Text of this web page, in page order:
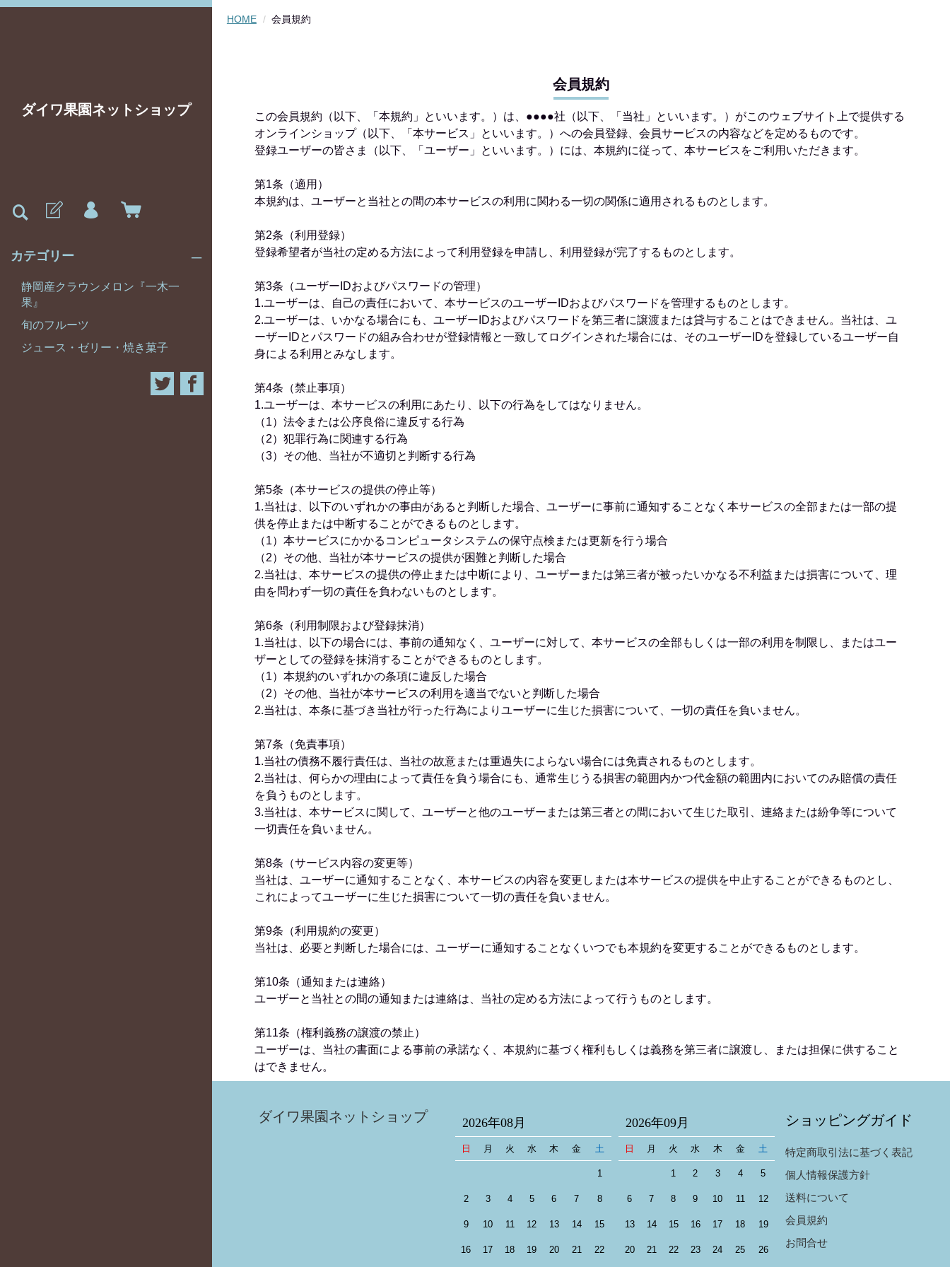
ダイワ果園ネットショップ
カテゴリー
静岡産クラウンメロン『一木一
果』
旬のフルーツ
ジュース・ゼリー・焼き菓子
HOME 会員規約
会員規約
この会員規約（以下、「本規約」といいます。）は、●●●●社（以下、「当社」といいます。）がこのウェブサイト上で提供する
オンラインショップ（以下、「本サービス」といいます。）への会員登録、会員サービスの内容などを定めるものです。
登録ユーザーの皆さま（以下、「ユーザー」といいます。）には、本規約に従って、本サービスをご利用いただきます。
第1条（適用）
本規約は、ユーザーと当社との間の本サービスの利用に関わる一切の関係に適用されるものとします。
第2条（利用登録）
登録希望者が当社の定める方法によって利用登録を申請し、利用登録が完了するものとします。
第3条（ユーザーIDおよびパスワードの管理）
1.ユーザーは、自己の責任において、本サービスのユーザーIDおよびパスワードを管理するものとします。
2.ユーザーは、いかなる場合にも、ユーザーIDおよびパスワードを第三者に譲渡または貸与することはできません。当社は、ユ
ーザーIDとパスワードの組み合わせが登録情報と一致してログインされた場合には、そのユーザーIDを登録しているユーザー自
身による利用とみなします。
第4条（禁止事項）
1.ユーザーは、本サービスの利用にあたり、以下の行為をしてはなりません。
（1）法令または公序良俗に違反する行為
（2）犯罪行為に関連する行為
（3）その他、当社が不適切と判断する行為
第5条（本サービスの提供の停止等）
1.当社は、以下のいずれかの事由があると判断した場合、ユーザーに事前に通知することなく本サービスの全部または一部の提
供を停止または中断することができるものとします。
（1）本サービスにかかるコンピュータシステムの保守点検または更新を行う場合
（2）その他、当社が本サービスの提供が困難と判断した場合
2.当社は、本サービスの提供の停止または中断により、ユーザーまたは第三者が被ったいかなる不利益または損害について、理
由を問わず一切の責任を負わないものとします。
第6条（利用制限および登録抹消）
1.当社は、以下の場合には、事前の通知なく、ユーザーに対して、本サービスの全部もしくは一部の利用を制限し、またはユー
ザーとしての登録を抹消することができるものとします。
（1）本規約のいずれかの条項に違反した場合
（2）その他、当社が本サービスの利用を適当でないと判断した場合
2.当社は、本条に基づき当社が行った行為によりユーザーに生じた損害について、一切の責任を負いません。
第7条（免責事項）
1.当社の債務不履行責任は、当社の故意または重過失によらない場合には免責されるものとします。
2.当社は、何らかの理由によって責任を負う場合にも、通常生じうる損害の範囲内かつ代金額の範囲内においてのみ賠償の責任
を負うものとします。
3.当社は、本サービスに関して、ユーザーと他のユーザーまたは第三者との間において生じた取引、連絡または紛争等について
一切責任を負いません。
第8条（サービス内容の変更等）
当社は、ユーザーに通知することなく、本サービスの内容を変更しまたは本サービスの提供を中止することができるものとし、
これによってユーザーに生じた損害について一切の責任を負いません。
第9条（利用規約の変更）
当社は、必要と判断した場合には、ユーザーに通知することなくいつでも本規約を変更することができるものとします。
第10条（通知または連絡）
ユーザーと当社との間の通知または連絡は、当社の定める方法によって行うものとします。
第11条（権利義務の譲渡の禁止）
ユーザーは、当社の書面による事前の承諾なく、本規約に基づく権利もしくは義務を第三者に譲渡し、または担保に供すること
はできません。
ダイワ果園ネットショップ 2026年08月
日 月 火 水 木 金 土
1
2 3 4 5 6 7 8
9 10 11 12 13 14 15
16 17 18 19 20 21 22
2026年09月
日 月 火 水 木 金 土
1 2 3 4 5
6 7 8 9 10 11 12
13 14 15 16 17 18 19
20 21 22 23 24 25 26
ショッピングガイド
特定商取引法に基づく表記
個人情報保護方針
送料について
会員規約
お問合せ